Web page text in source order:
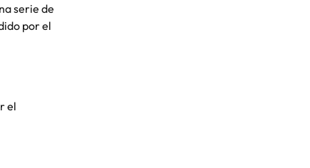
serie de
por el
el